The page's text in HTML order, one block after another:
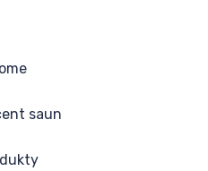
saun